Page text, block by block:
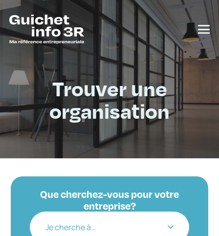
Trouver une
organisation
Que cherchez-vous pour votre
entreprise?
Je cherche à…